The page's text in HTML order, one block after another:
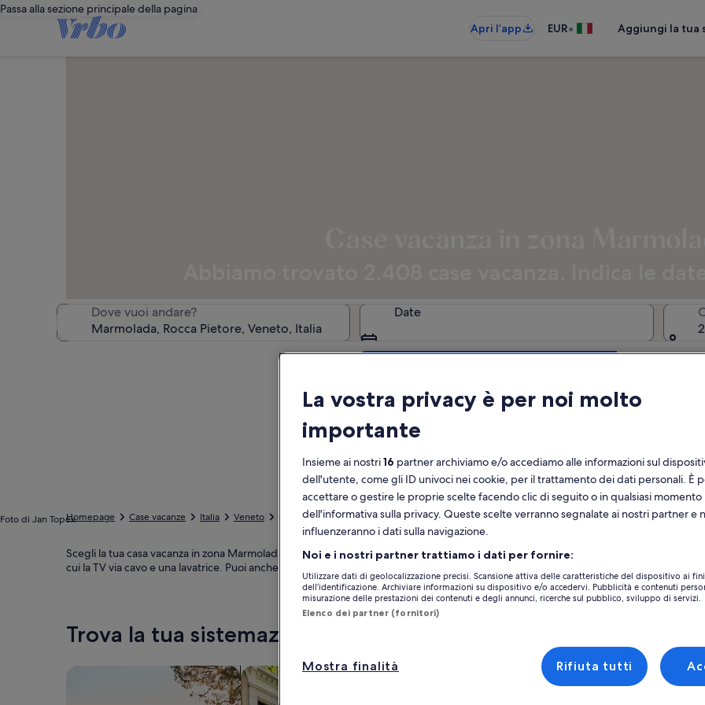
Passa alla sezione principale della pagina
Apri l’app
EUR• Aggiungi la tua
Foto di Jan Topex
Dove vuoi andare? Date
i
mesi
mostrati
al
momento
sono
August
2026
2026.
agosto 2026
1 2
3 4 5 6
10 11 12 13 14 15 16
17 18 19
30
1
14 15 16
28 29
Homepage Case vacanze Italia Veneto Provincia di Belluno Rocca Pietore Case vacanze in zona Marmolada
Scegli la tua casa vacanza in zona Marmolada. Le case vacanze disponibili sui nostri siti offrono i migliori servizi e dotazioni per il
cui la TV via cavo e una lavatrice. Puoi anche selezionare le opzioni di accessibilità e le preferenze non fumatori, per partire in
Trova la tua sistemazione ideale
Cerca un appartamento cerca cottage
La vostra privacy è per noi molto
importante
Insieme ai nostri16 partner archiviamo e/o accediamo alle informazioni sul
dell'utente, come gli ID univoci nei cookie, per il trattamento dei dati personali. È
accettare o gestire le proprie scelte facendo clic di seguito o in qualsiasi momento
dell'informativa sulla privacy. Queste scelte verranno segnalate ai nostri partner e
influenzeranno i dati sulla navigazione.
Noi e i nostri partner trattiamo i dati per fornire:
Utilizzare dati di geolocalizzazione precisi. Scansione attiva delle caratteristiche del dispositivo ai fini
dell’identificazione. Archiviare informazioni su dispositivo e/o accedervi. Pubblicità e contenuti
misurazione delle prestazioni dei contenuti e degli annunci, ricerche sul pubblico, sviluppo di servizi.
Elenco dei partner (fornitori)
Mostra finalità Rifiuta tutti